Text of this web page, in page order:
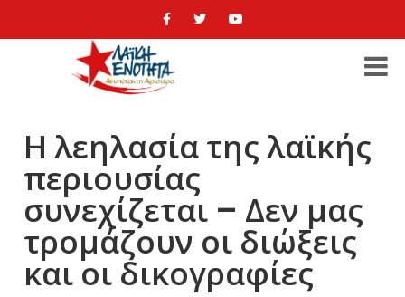
Η λεηλασία της λαϊκής
περιουσίας
συνεχίζεται – Δεν μας
τρομάζουν οι διώξεις
και οι δικογραφίες